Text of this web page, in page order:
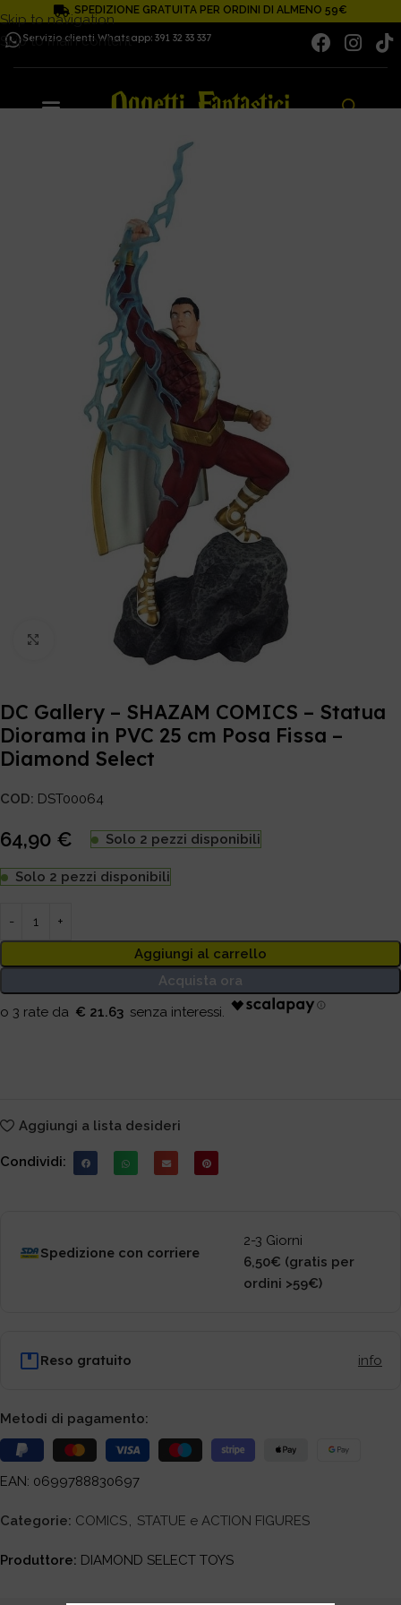
Skip to navigation
Skip to main content
SPEDIZIONE GRATUITA PER ORDINI DI ALMENO 59€
Servizio clienti Whatsapp: 391 32 33 337
Click to enlarge
DC Gallery – SHAZAM COMICS – Statua
Diorama in PVC 25 cm Posa Fissa –
Diamond Select
COD: DST00064
64,90 € Solo 2 pezzi disponibili
Solo 2 pezzi disponibili
Aggiungi al carrello
Acquista ora
€ 21.63
Aggiungi a lista desideri
Condividi:
Spedizione con corriere
2-3 Giorni
6,50€ (gratis per
ordini >59€)
Reso gratuito info
Metodi di pagamento:
EAN: 0699788830697
Categorie: COMICS, STATUE e ACTION FIGURES
Produttore: DIAMOND SELECT TOYS